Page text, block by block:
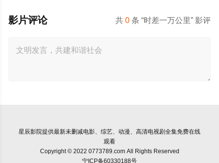
共0 条 “时差一万公里” 影评
影片评论
星辰影院提供最新未删减电影、综艺、动漫、高清电视剧全集免费在线
观看
Copyright © 2022 0773789.com All Rights Reserved
宁ICP备60330188号